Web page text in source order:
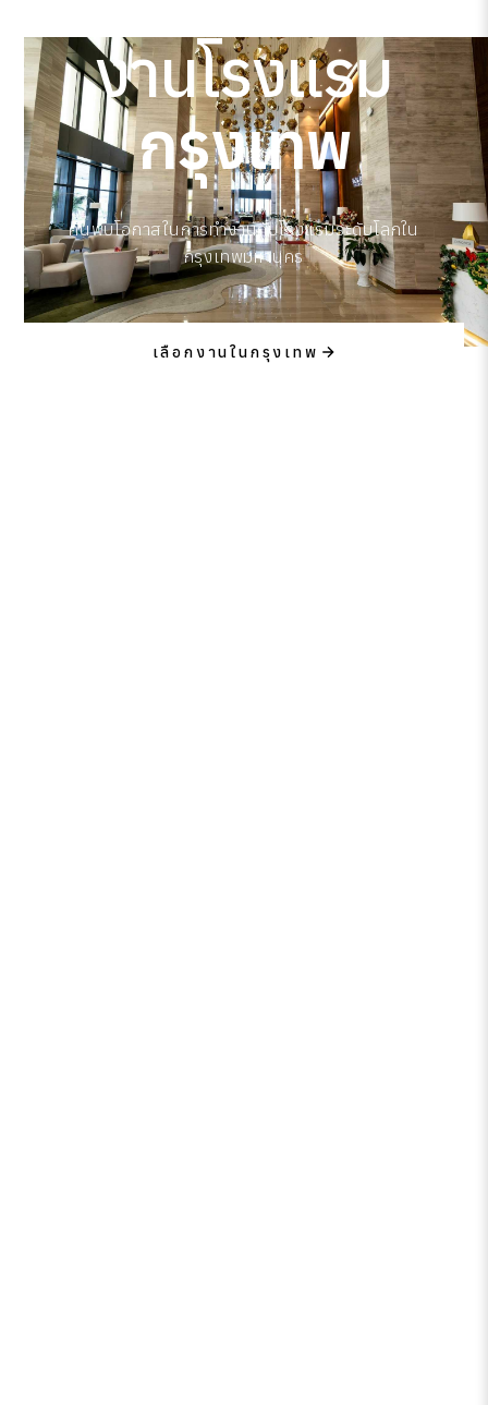
งานโรงแรม
กรุงเทพ
ค้นพบโอกาสในการทำงานกับโรงแรมระดับโลกใน
กรุงเทพมหานคร
เลือกงานในกรุงเทพ